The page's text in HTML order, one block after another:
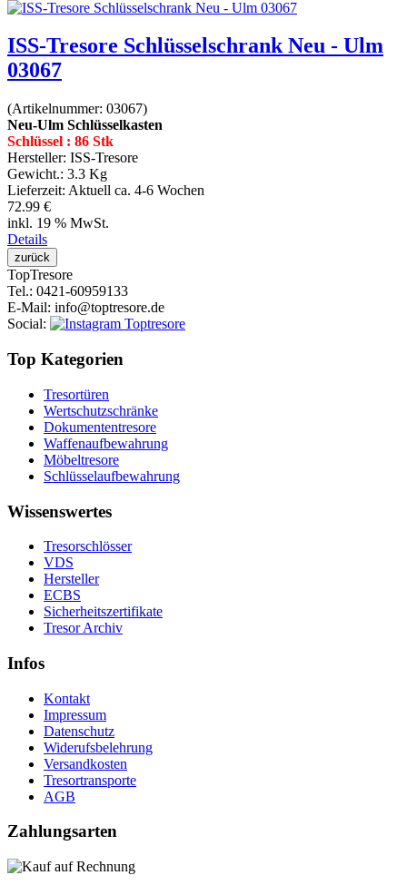
ISS-Tresore Schlüsselschrank Neu - Ulm
03067
(Artikelnummer: 03067)
Neu-Ulm Schlüsselkasten
Schlüssel : 86 Stk
Hersteller: ISS-Tresore
Gewicht.: 3.3 Kg
Lieferzeit: Aktuell ca. 4-6 Wochen
72.99 €
inkl. 19 % MwSt.
Details
TopTresore
Tel.: 0421-60959133
E-Mail: info@toptresore.de
Social:
Top Kategorien
Tresortüren
Wertschutzschränke
Dokumententresore
Waffenaufbewahrung
Möbeltresore
Schlüsselaufbewahrung
Wissenswertes
Tresorschlösser
VDS
Hersteller
ECBS
Sicherheitszertifikate
Tresor Archiv
Infos
Kontakt
Impressum
Datenschutz
Widerufsbelehrung
Versandkosten
Tresortransporte
AGB
Zahlungsarten